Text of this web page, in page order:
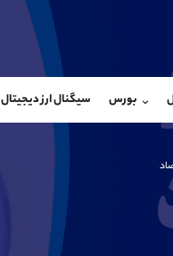
بورس سیگنال ارز دیجیتال
شروع گفتگو